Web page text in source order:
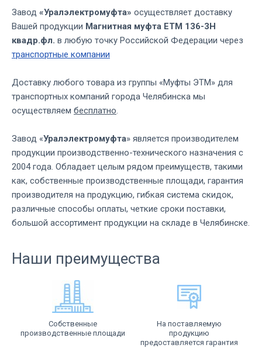
Завод «Уралэлектромуфта» осуществляет доставку
Вашей продукции Магнитная муфта ЕТМ 136-3Н
квадр.фл. в любую точку Российской Федерации через
транспортные компании
Доставку любого товара из группы «Муфты ЭТМ» для
транспортных компаний города Челябинска мы
осуществляем бесплатно.
Завод «Уралэлектромуфта» является производителем
продукции производственно-технического назначения с
2004 года. Обладает целым рядом преимуществ, такими
как, собственные производственные площади, гарантия
производителя на продукцию, гибкая система скидок,
различные способы оплаты, четкие сроки поставки,
большой ассортимент продукции на складе в Челябинске.
Наши преимущества
Собственные
производственные площади
На поставляемую
продукцию
предоставляется гарантия